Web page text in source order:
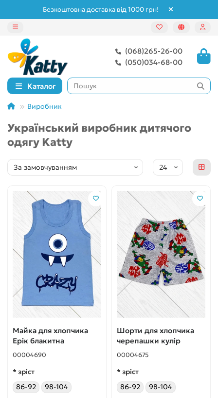
Безкоштовна доставка від 1000 грн!
(068)265-26-00
(050)034-68-00
Каталог
Виробник
Український виробник дитячого
одягу Katty
Майка для хлопчика
Ерік блакитна
00004690
* зріст
86-92
98-104
Шорти для хлопчика
черепашки кулір
00004675
* зріст
86-92
98-104